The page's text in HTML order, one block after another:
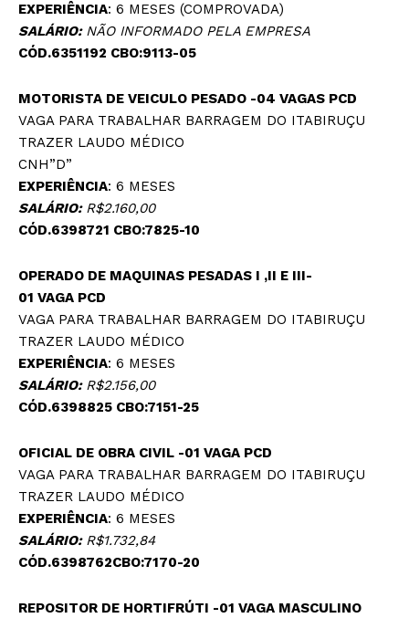
EXPERIÊNCIA: 6 MESES (COMPROVADA)
SALÁRIO: NÃO INFORMADO PELA EMPRESA
CÓD.6351192 CBO:9113-05
MOTORISTA DE VEICULO PESADO -04 VAGAS PCD
VAGA PARA TRABALHAR BARRAGEM DO ITABIRUÇU
TRAZER LAUDO MÉDICO
CNH”D”
EXPERIÊNCIA: 6 MESES
SALÁRIO: R$2.160,00
CÓD.6398721 CBO:7825-10
OPERADO DE MAQUINAS PESADAS I ,II E III-
01 VAGA PCD
VAGA PARA TRABALHAR BARRAGEM DO ITABIRUÇU
TRAZER LAUDO MÉDICO
EXPERIÊNCIA: 6 MESES
SALÁRIO: R$2.156,00
CÓD.6398825 CBO:7151-25
OFICIAL DE OBRA CIVIL -01 VAGA PCD
VAGA PARA TRABALHAR BARRAGEM DO ITABIRUÇU
TRAZER LAUDO MÉDICO
EXPERIÊNCIA: 6 MESES
SALÁRIO: R$1.732,84
CÓD.6398762CBO:7170-20
REPOSITOR DE HORTIFRÚTI -01 VAGA MASCULINO